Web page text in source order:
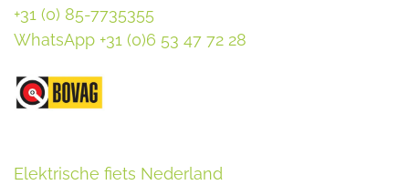
+31 (0) 85-7735355
WhatsApp +31 (0)6 53 47 72 28
Elektrische fiets Nederland